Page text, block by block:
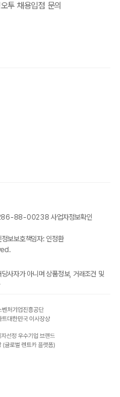
투 채용입점 문의
: 286-88-00238 사업자정보확인
보보호책임자: 인정환
사자가 아니며 상품정보, 거래조건 및